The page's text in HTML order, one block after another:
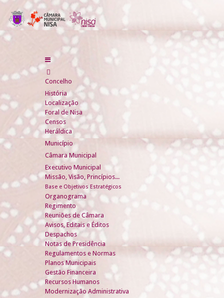
Concelho
História
Localização
Foral de Nisa
Censos
Heráldica
Município
Câmara Municipal
Executivo Municipal
Missão, Visão, Princípios...
Base e Objetivos Estratégicos
Organograma
Regimento
Reuniões de Câmara
Avisos, Editais e Éditos
Despachos
Notas de Presidência
Regulamentos e Normas
Planos Municipais
Gestão Financeira
Recursos Humanos
Modernização Administrativa